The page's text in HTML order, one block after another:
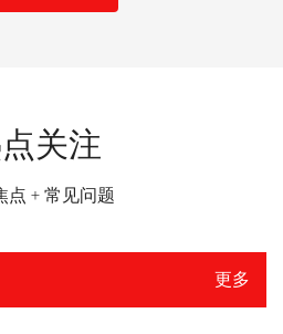
关注
点 + 常见问题
更多